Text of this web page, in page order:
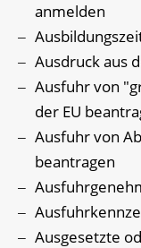
anmelden
Ausdruck aus
Ausfuhr von
der EU
Ausfuhr von
beantragen
Ausgesetzte